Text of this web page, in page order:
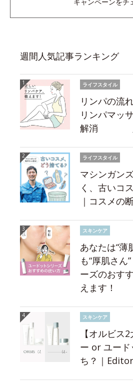
週間人気記事ランキング
ライフスタイル
リンパの流
リンパマッ
解消
ライフスタイル
マシンガン
く、古いコ
｜コスメの
スキンケア
あなたは“薄
も“厚肌さん
ーズのおす
えます！
スキンケア
【オルビス
ー or ユード
ち？｜